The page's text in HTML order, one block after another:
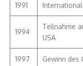
1991
1994
Teilnahme
USA
1997 Gewinn des